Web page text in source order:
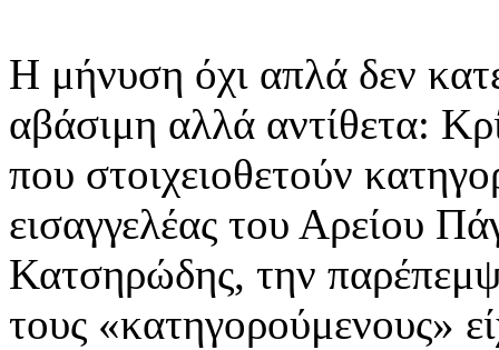
Η μήνυση όχι απλά δεν
αβάσιμη αλλά αντίθετα:
που στοιχειοθετούν
εισαγγελέας του Αρείου
Κατσηρώδης, την
τους «κατηγορούμενους»